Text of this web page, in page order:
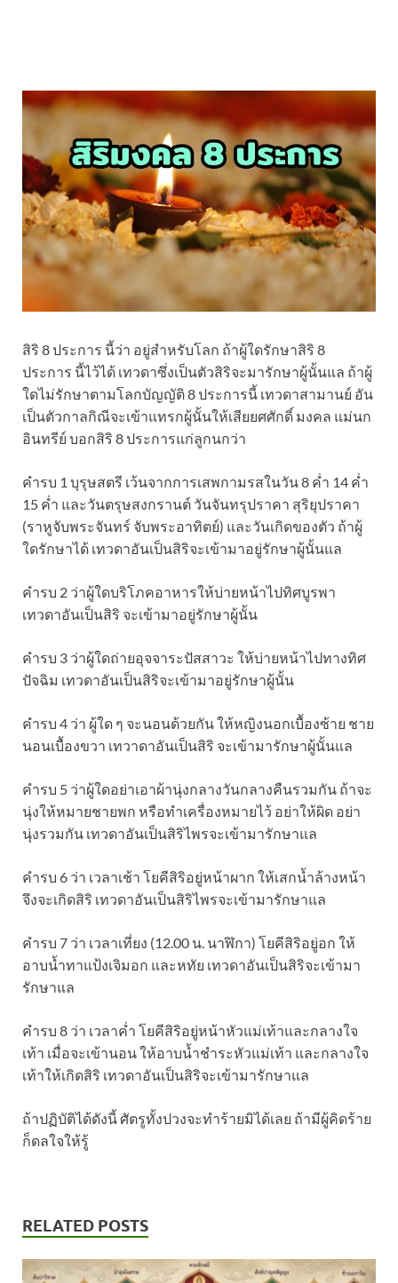
สิริ 8 ประการ นี้ว่า อยู่สำหรับโลก ถ้าผู้ใดรักษาสิริ 8
ประการ นี้ไว้ได้ เทวดาซึ่งเป็นตัวสิริจะมารักษาผู้นั้นแล ถ้าผู้
ใดไม่รักษาตามโลกบัญญัติ 8 ประการนี้ เทวดาสามานย์ อัน
เป็นตัวกาลกิณีจะเข้าแทรกผู้นั้นให้เสียยศศักดิ์ มงคล แม่นก
อินทรีย์ บอกสิริ 8 ประการแก่ลูกนกว่า
คำรบ 1 บุรุษสตรี เว้นจากการเสพกามรสในวัน 8 ค่ำ 14 ค่ำ
15 ค่ำ และวันตรุษสงกรานต์ วันจันทรุปราคา สุริยุปราคา
(ราหูจับพระจันทร์ จับพระอาทิตย์) และวันเกิดของตัว ถ้าผู้
ใดรักษาได้ เทวดาอันเป็นสิริจะเข้ามาอยู่รักษาผู้นั้นแล
คำรบ 2 ว่าผู้ใดบริโภคอาหารให้บ่ายหน้าไปทิศบูรพา
เทวดาอันเป็นสิริ จะเข้ามาอยู่รักษาผู้นั้น
คำรบ 3 ว่าผู้ใดถ่ายอุจจาระปัสสาวะ ให้บ่ายหน้าไปทางทิศ
ปัจฉิม เทวดาอันเป็นสิริจะเข้ามาอยู่รักษาผู้นั้น
คำรบ 4 ว่า ผู้ใด ๆ จะนอนด้วยกัน ให้หญิงนอกเบื้องซ้าย ชาย
นอนเบื้องขวา เทวาดาอันเป็นสิริ จะเข้ามารักษาผู้นั้นแล
คำรบ 5 ว่าผู้ใดอย่าเอาผ้านุ่งกลางวันกลางคืนรวมกัน ถ้าจะ
นุ่งให้หมายชายพก หรือทำเครื่องหมายไว้ อย่าให้ผิด อย่า
นุ่งรวมกัน เทวดาอันเป็นสิริไพรจะเข้ามารักษาแล
คำรบ 6 ว่า เวลาเช้า โยคีสิริอยู่หน้าผาก ให้เสกน้ำล้างหน้า
จึงจะเกิดสิริ เทวดาอันเป็นสิริไพรจะเข้ามารักษาแล
คำรบ 7 ว่า เวลาเที่ยง (12.00 น. นาฬิกา) โยคีสิริอยู่อก ให้
อาบน้ำทาแป้งเจิมอก และหทัย เทวดาอันเป็นสิริจะเข้ามา
รักษาแล
คำรบ 8 ว่า เวลาค่ำ โยคีสิริอยู่หน้าหัวแม่เท้าและกลางใจ
เท้า เมื่อจะเข้านอน ให้อาบน้ำชำระหัวแม่เท้า และกลางใจ
เท้าให้เกิดสิริ เทวดาอันเป็นสิริจะเข้ามารักษาแล
ถ้าปฏิบัติได้ดังนี้ ศัตรูทั้งปวงจะทำร้ายมิได้เลย ถ้ามีผู้คิดร้าย
ก็ดลใจให้รู้
RELATED POSTS